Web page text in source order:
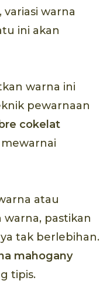
warna
ini akan
warna ini
pewarnaan
cokelat
atau
pastikan
tak berlebihan.
mahogany
tipis.